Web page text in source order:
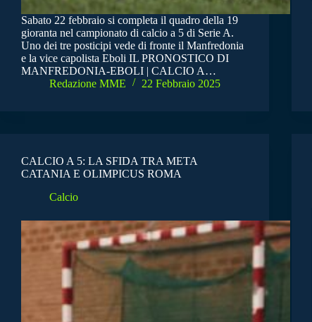
Sabato 22 febbraio si completa il quadro della 19
gioranta nel campionato di calcio a 5 di Serie A.
Uno dei tre posticipi vede di fronte il Manfredonia
e la vice capolista Eboli IL PRONOSTICO DI
MANFREDONIA-EBOLI | CALCIO A…
Redazione MME
22 Febbraio 2025
CALCIO A 5: LA SFIDA TRA META
CATANIA E OLIMPICUS ROMA
Calcio